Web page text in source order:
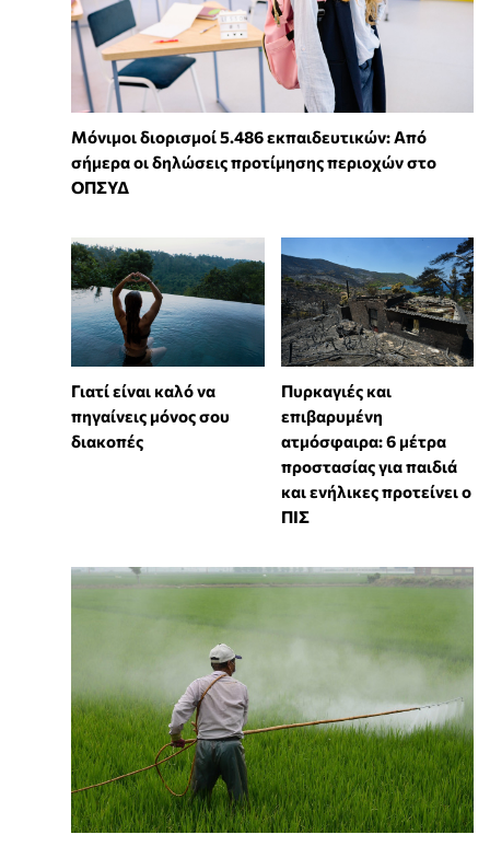
Μόνιμοι διορισμοί 5.486 εκπαιδευτικών: Από
σήμερα οι δηλώσεις προτίμησης περιοχών στο
ΟΠΣΥΔ
Γιατί είναι καλό να
πηγαίνεις μόνος σου
διακοπές
Πυρκαγιές και
επιβαρυμένη
ατμόσφαιρα: 6 μέτρα
προστασίας για παιδιά
και ενήλικες προτείνει ο
ΠΙΣ